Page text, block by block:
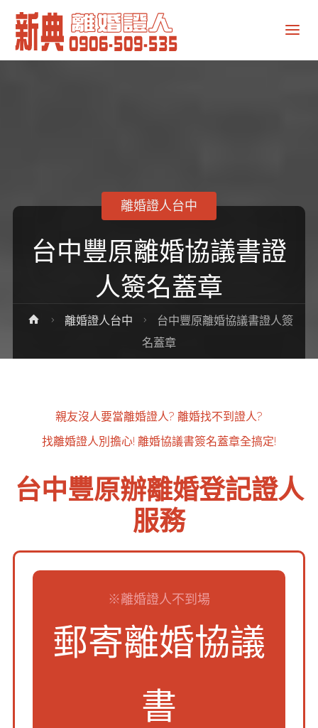
台中豐原離婚協議書證
人簽名蓋章
離婚證人台中
Home離婚證人台中
台中豐原離婚協議書證人簽
名蓋章
親友沒人要當離婚證人? 離婚找不到證人?
找離婚證人別擔心! 離婚協議書簽名蓋章全搞定!
台中豐原辦離婚登記證人
服務
※離婚證人不到場
郵寄離婚協議
書